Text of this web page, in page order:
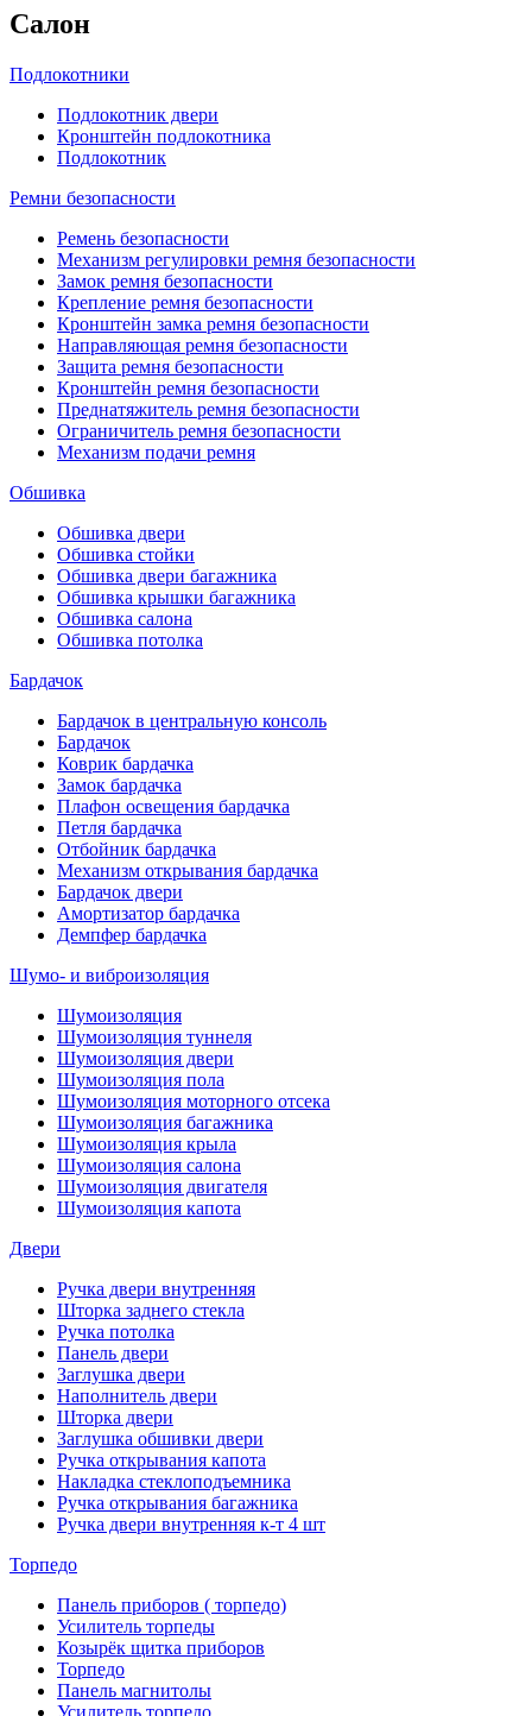
Салон
Подлокотники
Подлокотник двери
Кронштейн подлокотника
Подлокотник
Ремни безопасности
Ремень безопасности
Механизм регулировки ремня безопасности
Замок ремня безопасности
Крепление ремня безопасности
Кронштейн замка ремня безопасности
Направляющая ремня безопасности
Защита ремня безопасности
Кронштейн ремня безопасности
Преднатяжитель ремня безопасности
Ограничитель ремня безопасности
Механизм подачи ремня
Обшивка
Обшивка двери
Обшивка стойки
Обшивка двери багажника
Обшивка крышки багажника
Обшивка салона
Обшивка потолка
Бардачок
Бардачок в центральную консоль
Бардачок
Коврик бардачка
Замок бардачка
Плафон освещения бардачка
Петля бардачка
Отбойник бардачка
Механизм открывания бардачка
Бардачок двери
Амортизатор бардачка
Демпфер бардачка
Шумо- и виброизоляция
Шумоизоляция
Шумоизоляция туннеля
Шумоизоляция двери
Шумоизоляция пола
Шумоизоляция моторного отсека
Шумоизоляция багажника
Шумоизоляция крыла
Шумоизоляция салона
Шумоизоляция двигателя
Шумоизоляция капота
Двери
Ручка двери внутренняя
Шторка заднего стекла
Ручка потолка
Панель двери
Заглушка двери
Наполнитель двери
Шторка двери
Заглушка обшивки двери
Ручка открывания капота
Накладка стеклоподъемника
Ручка открывания багажника
Ручка двери внутренняя к-т 4 шт
Торпедо
Панель приборов ( торпедо)
Усилитель торпеды
Козырёк щитка приборов
Торпедо
Панель магнитолы
Усилитель торпедо